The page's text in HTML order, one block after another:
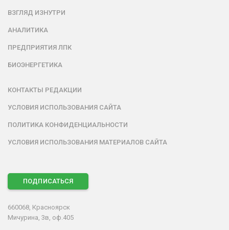
ВЗГЛЯД ИЗНУТРИ
АНАЛИТИКА
ПРЕДПРИЯТИЯ ЛПК
БИОЭНЕРГЕТИКА
КОНТАКТЫ РЕДАКЦИИ
УСЛОВИЯ ИСПОЛЬЗОВАНИЯ САЙТА
ПОЛИТИКА КОНФИДЕНЦИАЛЬНОСТИ
УСЛОВИЯ ИСПОЛЬЗОВАНИЯ МАТЕРИАЛОВ САЙТА
ПОДПИСАТЬСЯ
660068, Красноярск
Мичурина, 3в, оф.405